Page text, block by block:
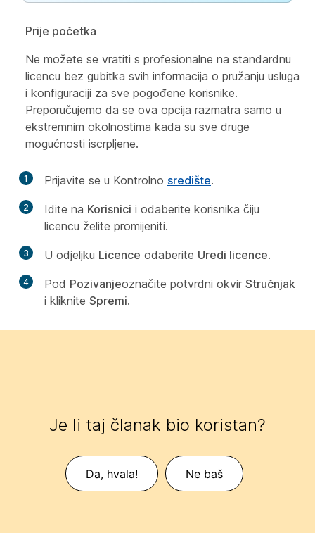
Prije početka
Ne možete se vratiti s profesionalne na standardnu
licencu bez gubitka svih informacija o pružanju usluga
i konfiguraciji za sve pogođene korisnike.
Preporučujemo da se ova opcija razmatra samo u
ekstremnim okolnostima kada su sve druge
mogućnosti iscrpljene.
1 Prijavite se u Kontrolno središte.
2 Idite na Korisnici i odaberite korisnika čiju
licencu želite promijeniti.
3 U odjeljku Licence odaberite Uredi licence.
4 Pod Pozivanjeoznačite potvrdni okvir Stručnjak
i kliknite Spremi.
Je li taj članak bio koristan?
Da, hvala! Ne baš